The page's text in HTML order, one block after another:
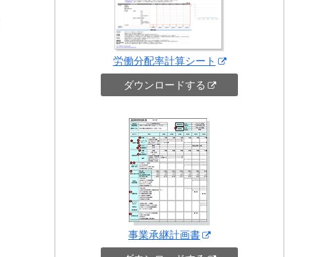
労働分配率計算シート
ダウンロードする
事業承継計画書